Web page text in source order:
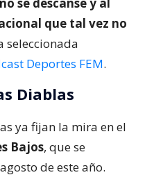
que tal vez no
seleccionada
Deportes FEM.
Diablas
ya fijan la mira en el
Bajos, que se
de este año.